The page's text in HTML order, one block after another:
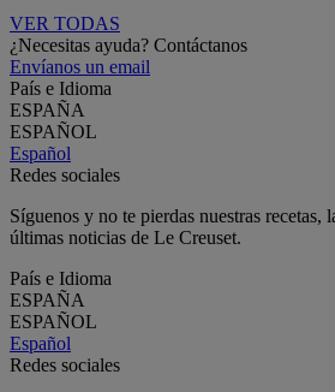
VER TODAS
¿Necesitas ayuda? Contáctanos
Envíanos un email
País e Idioma
ESPAÑA
ESPAÑOL
Español
Redes sociales
Síguenos y no te pierdas nuestras recetas,
últimas noticias de Le Creuset.
País e Idioma
ESPAÑA
ESPAÑOL
Español
Redes sociales